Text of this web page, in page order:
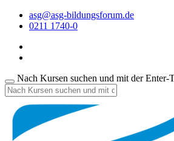
asg@asg-bildungsforum.de
0211 1740-0
Nach Kursen suchen und mit der Enter-